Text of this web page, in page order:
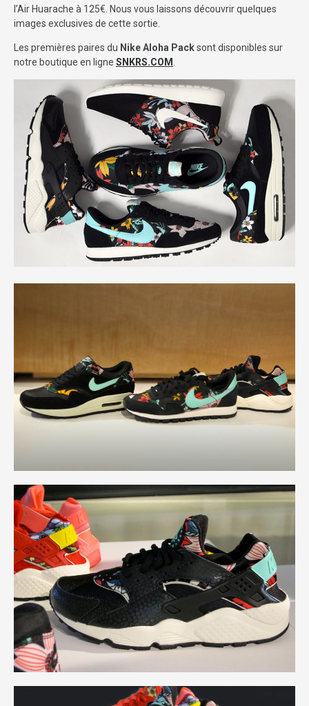
l’Air Huarache à 125€. Nous vous laissons découvrir quelques
images exclusives de cette sortie.
Les premières paires du Nike Aloha Packsont disponibles sur
notre boutique en ligne SNKRS.COM